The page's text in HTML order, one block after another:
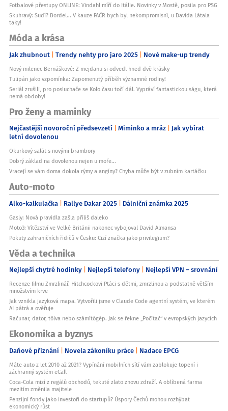
Fotbalové přestupy ONLINE: Vindahl míří do Itálie. Novinky v Mostě, posila pro PSG
Skuhravý: Sudí? Bordel... V kauze FAČR bych byl nekompromisní, u Davida Látala
taky!
Móda a krása
Jak zhubnout Trendy nehty pro jaro 2025 Nové make-up trendy
Nový milenec Bernáškové: Z mejdanu si odvedl hned dvě krásky
Tulipán jako vzpomínka: Zapomenutý příběh významné rodiny!
Seriál zrušili, pro posluchače se Kolo času točí dál. Vypráví fantastickou ságu, která
nemá obdoby!
Pro ženy a maminky
Nejčastější novoroční předsevzetí Miminko a mráz Jak vybírat
letní dovolenou
Okurkový salát s novými brambory
Dobrý základ na dovolenou nejen u moře...
Vracejí se vám doma dokola rýmy a angíny? Chyba může být v zubním kartáčku
Auto-moto
Alko-kalkulačka Rallye Dakar 2025 Dálniční známka 2025
Gasly: Nová pravidla zašla příliš daleko
Moto3: Vítězství ve Velké Británii nakonec vybojoval David Almansa
Pokuty zahraničních řidičů v Česku: Cizí značka jako privilegium?
Věda a technika
Nejlepší chytré hodinky Nejlepší telefony Nejlepší VPN – srovnání
Recenze filmu Zmrzlinář. Hitchcockovi Ptáci s dětmi, zmrzlinou a podstatně větším
množstvím krve
Jak vznikla jazyková mapa. Vytvořili jsme v Claude Code agentní systém, ve kterém
AI pátrá a ověřuje
Računar, dator, tölva nebo számítógép. Jak se řekne „Počítač“ v evropských jazycích
Ekonomika a byznys
Daňové přiznání Novela zákoníku práce Nadace EPCG
Máte auto z let 2010 až 2021? Vypínání mobilních sítí vám zablokuje topení i
záchranný systém eCall
Coca-Cola mizí z regálů obchodů, tekuté zlato znovu zdraží. A oblíbená farma
mezitím změnila majitele
Penzijní fondy jako investoři do startupů? Úspory Čechů mohou rozhýbat
ekonomický růst